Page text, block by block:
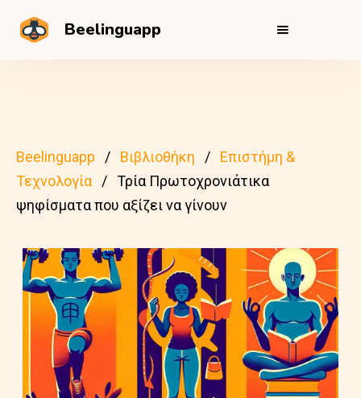
Beelinguapp
Beelinguapp Βιβλιοθήκη
Επιστήμη &
Τεχνολογία
Τρία Πρωτοχρονιάτικα
ψηφίσματα που αξίζει να γίνουν